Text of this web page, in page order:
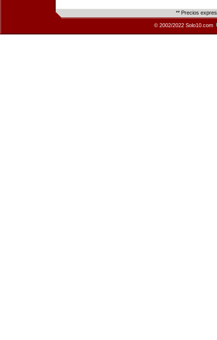
** Precios
© 2002/2022 Solo10.com